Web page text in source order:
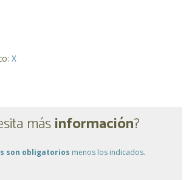
X
másinformación?
son obligatorios menos los indicados.